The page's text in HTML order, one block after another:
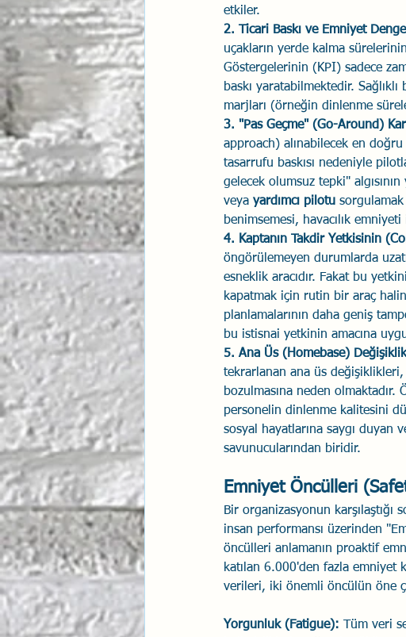
etkiler.
2. Ticari Baskı ve Emniyet
uçakların yerde kalma
Göstergelerinin (KPI) sadece
baskı yaratabilmektedir.
marjları (örneğin dinlenme
3. "Pas Geçme" (Go-Around)
approach) alınabilecek en
tasarrufu baskısı nedeniyle
gelecek olumsuz tepki"
veya yardımcı pilotu
benimsemesi, havacılık
4. Kaptanın Takdir Yetkisinin
öngörülemeyen durumlarda
esneklik aracıdır. Fakat bu
kapatmak için rutin bir araç
planlamalarının daha geniş
bu istisnai yetkinin amacına
5. Ana Üs (Homebase)
tekrarlanan ana üs
bozulmasına neden
personelin dinlenme kalitesini
sosyal hayatlarına saygı duyan
savunucularından biridir.
Emniyet Öncülleri
Bir organizasyonun
insan performansı üzerinden
öncülleri anlamanın proaktif
katılan 6.000'den fazla
verileri, iki önemli öncülün öne
Yorgunluk (Fatigue): Tüm veri